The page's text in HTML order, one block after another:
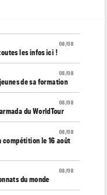
08/08
les infos ici !
08/08
de sa formation
08/08
du WorldTour
08/08
compétition le 16 août
08/08
du monde